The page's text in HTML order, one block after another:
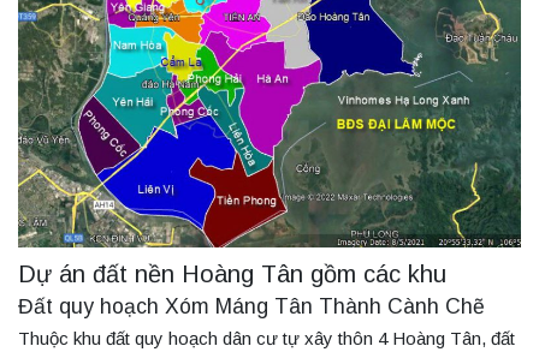
Dự án đất nền Hoàng Tân gồm các khu
Đất quy hoạch Xóm Máng Tân Thành Cành Chẽ
Thuộc khu đất quy hoạch dân cư tự xây thôn 4 Hoàng Tân, đất